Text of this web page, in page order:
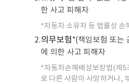
한 사고 피해자
*자동차 소유자 등 법률상 손
2.의무보험*(책임보험 또는
에 의한 사고 피해자
*자동차손해배상보장법(제5
로 다른 사람이 사망하거나,